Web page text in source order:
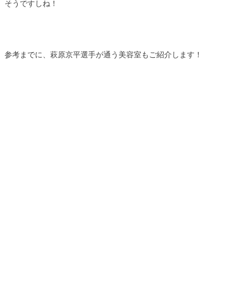
そうですしね！
参考までに、萩原京平選手が通う美容室もご紹介します！